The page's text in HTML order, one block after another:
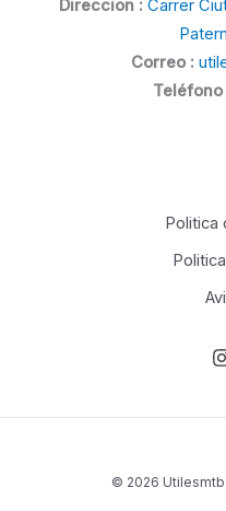
Direccion : Carrer
Correo :
Teléfono
Politica
© 2026